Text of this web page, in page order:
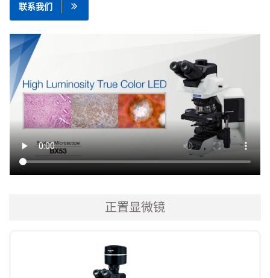
联系我们
正置显微镜